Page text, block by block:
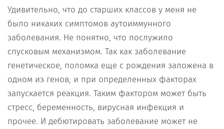
Удивительно, что до старших классов у меня не
было никаких симптомов аутоиммунного
заболевания. Не понятно, что послужило
спусковым механизмом. Так как заболевание
генетическое, поломка еще с рождения заложена в
одном из генов, и при определенных факторах
запускается реакция. Таким фактором может быть
стресс, беременность, вирусная инфекция и
прочее. И дебютировать заболевание может не